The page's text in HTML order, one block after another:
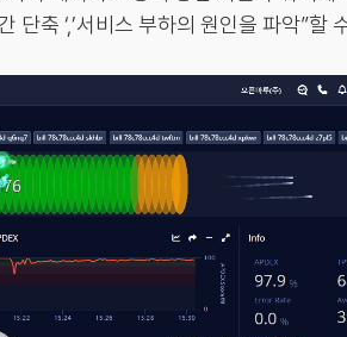
단축 ‘,’서비스 부하의 원인을 파악”할